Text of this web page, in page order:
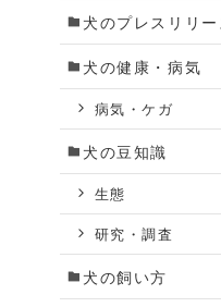
犬のプレスリリー
犬の健康・病気
病気・ケガ
犬の豆知識
生態
研究・調査
犬の飼い方